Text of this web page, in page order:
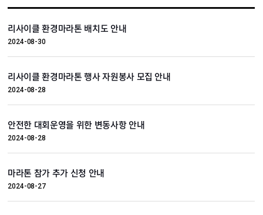
리사이클 환경마라톤 배치도 안내
2024-08-30
리사이클 환경마라톤 행사 자원봉사 모집 안내
2024-08-28
안전한 대회운영을 위한 변동사항 안내
2024-08-28
마라톤 참가 추가 신청 안내
2024-08-27